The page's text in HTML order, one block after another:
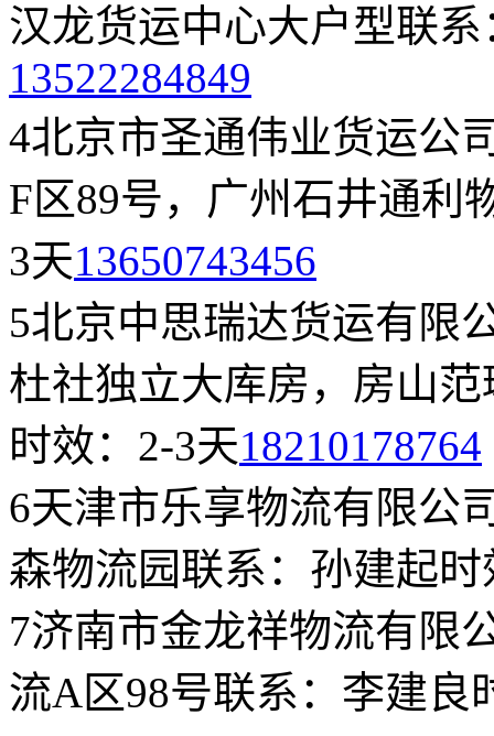
汉龙货运中心大户型联系
13522284849
4北京市圣通伟业货运公
F区89号，广州石井通利
3天13650743456
5北京中思瑞达货运有限
杜社独立大库房，房山
时效：2-3天18210178764
6天津市乐享物流有限公
森物流园联系：孙建起
7济南市金龙祥物流有限
流A区98号联系：李建良